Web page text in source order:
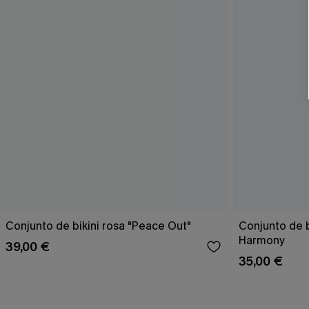
Conjunto de bikini rosa "Peace Out"
39,00 €
Conjunto de
Harmony
35,00 €